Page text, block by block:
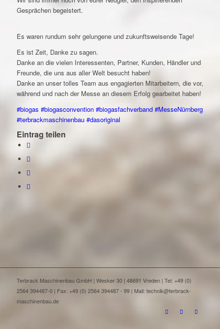
Gesprächen begeistert.
Es waren rundum sehr gelungene und zukunftsweisende Tage!
Es ist Zeit, Danke zu sagen.
Danke an die vielen Interessenten, Partner, Kunden, Händler und
Freunde, die uns aus aller Welt besucht haben!
Danke an unser tolles Team aus engagierten Mitarbeitern, die vor,
während und nach der Messe an diesem Erfolg gearbeitet haben!
#biogas #biogasconvention #biogasfachverband #MesseNürnberg
#terbrackmaschinenbau #dasoriginal
Eintrag teilen
Terbrack Maschinenbau GmbH | Wesker 30 | 48691 Vreden | Tel: +49 (0)
2564 394487-0 | Fax: +49 (0) 2564 394487 - 99 | Mail: technik@terbrack-
maschinenbau.de